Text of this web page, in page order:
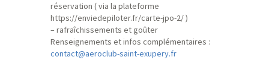
réservation ( via la plateforme
https://enviedepiloter.fr/carte-jpo-2/ )
– rafraîchissements et goûter
Renseignements et infos complémentaires :
contact@aeroclub-saint-exupery.fr